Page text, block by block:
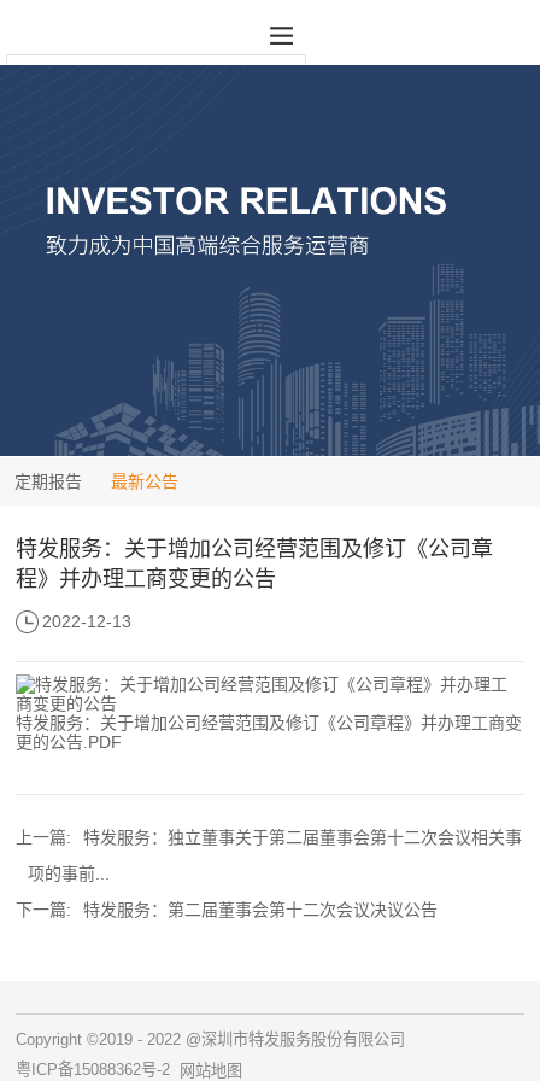
定期报告 最新公告
特发服务：关于增加公司经营范围及修订《公司章
程》并办理工商变更的公告
2022-12-13
特发服务：关于增加公司经营范围及修订《公司章程》并办理工商变
更的公告.PDF
上一篇:
特发服务：独立董事关于第二届董事会第十二次会议相关事
项的事前...
下一篇:
特发服务：第二届董事会第十二次会议决议公告
Copyright ©2019 - 2022 @深圳市特发服务股份有限公司
粤ICP备15088362号-2
网站地图